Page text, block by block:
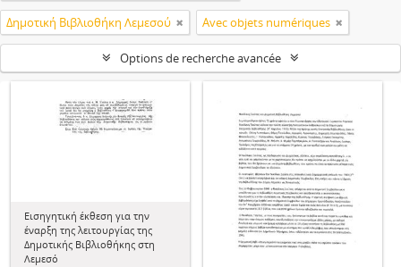
Δημοτική Βιβλιοθήκη Λεμεσού Avec objets numériques
Options de recherche avancée
Εισηγητική έκθεση για την
έναρξη της λειτουργίας της
Δημοτικής Βιβλιοθήκης στη
Λεμεσό